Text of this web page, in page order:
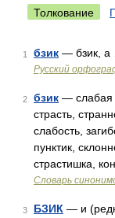
Толкование
1 бзик — бзик, а
Русский
2 бзик — слабая
страсть,
слабость,
пунктик,
страстишка,
Словарь
3 БЗИК — и